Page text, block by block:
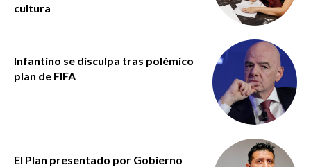
cultura
Infantino se disculpa tras polémico
plan de FIFA
El Plan presentado por Gobierno